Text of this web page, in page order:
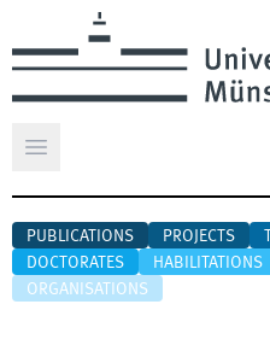
Open main menu
PUBLICATIONS PROJECTS
DOCTORATES
HABILITATIONS
ORGANISATIONS